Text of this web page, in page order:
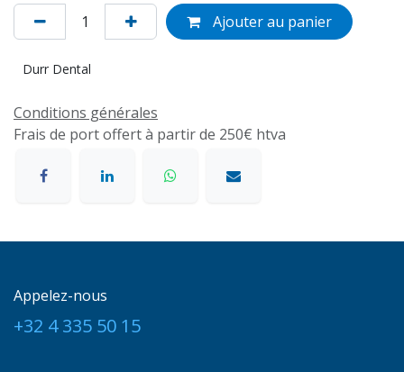
Ajouter au panier
Durr Dental
Conditions générales
Frais de port offert à partir de 250€ htva
Appelez-nous
+32 4 335 50 15